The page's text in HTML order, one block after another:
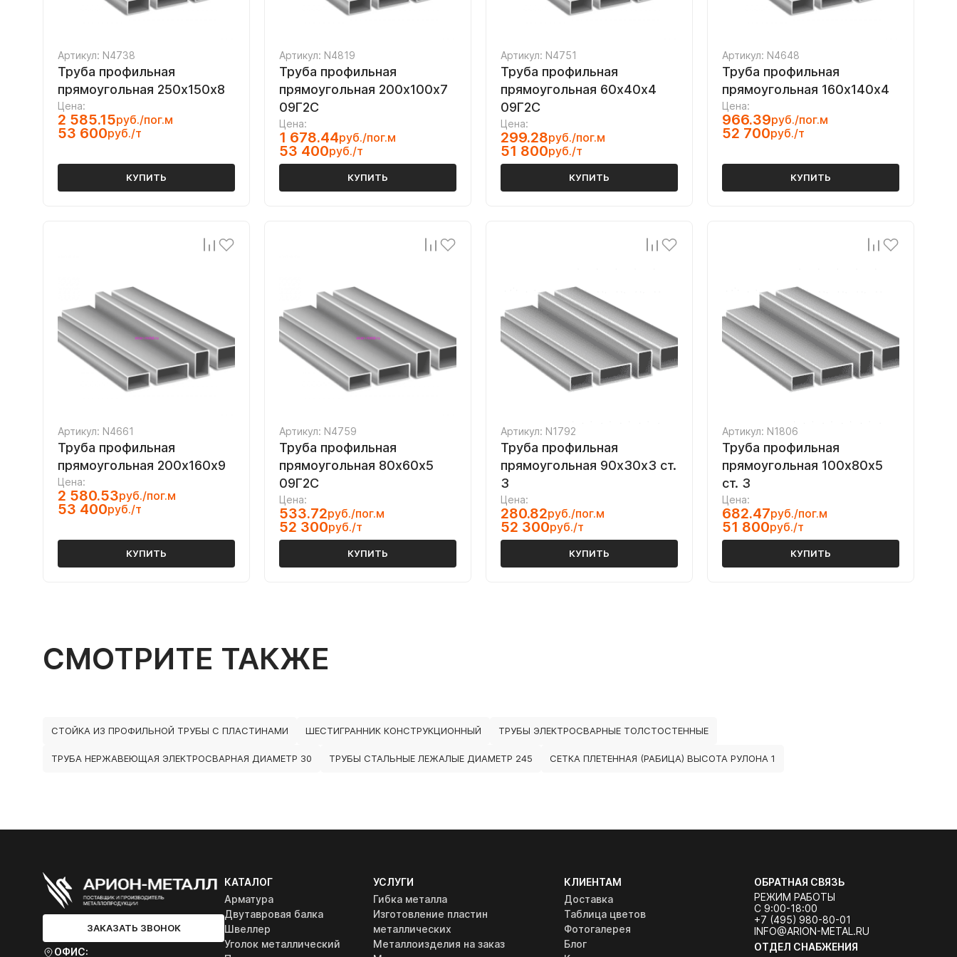
Артикул: N4738
Труба профильная
прямоугольная 250х150х8
Цена:
2 585.15руб./пог.м
53 600руб./т
КУПИТЬ
Артикул: N4819
Труба профильная
прямоугольная 200х100х7
09Г2С
Цена:
1 678.44руб./пог.м
53 400руб./т
КУПИТЬ
Артикул: N4751
Труба профильная
прямоугольная 60х40х4
09Г2С
Цена:
299.28руб./пог.м
51 800руб./т
КУПИТЬ
Артикул: N4648
Труба профильная
прямоугольная 160х140х4
Цена:
966.39руб./пог.м
52 700руб./т
КУПИТЬ
Артикул: N4661
Труба профильная
прямоугольная 200х160х9
Цена:
2 580.53руб./пог.м
53 400руб./т
КУПИТЬ
Артикул: N4759
Труба профильная
прямоугольная 80х60х5
09Г2С
Цена:
533.72руб./пог.м
52 300руб./т
КУПИТЬ
Артикул: N1792
Труба профильная
прямоугольная 90х30х3 ст.
3
Цена:
280.82руб./пог.м
52 300руб./т
КУПИТЬ
Артикул: N1806
Труба профильная
прямоугольная 100х80х5
ст. 3
Цена:
682.47руб./пог.м
51 800руб./т
КУПИТЬ
СМОТРИТЕ ТАКЖЕ
СТОЙКА ИЗ ПРОФИЛЬНОЙ ТРУБЫ С ПЛАСТИНАМИ ШЕСТИГРАННИК КОНСТРУКЦИОННЫЙ ТРУБЫ ЭЛЕКТРОСВАРНЫЕ ТОЛСТОСТЕННЫЕ
ТРУБА НЕРЖАВЕЮЩАЯ ЭЛЕКТРОСВАРНАЯ ДИАМЕТР 30 ТРУБЫ СТАЛЬНЫЕ ЛЕЖАЛЫЕ ДИАМЕТР 245 СЕТКА ПЛЕТЕННАЯ (РАБИЦА) ВЫСОТА РУЛОНА 1
ЗАКАЗАТЬ ЗВОНОК
ОФИС:
КАТАЛОГ
Арматура
Двутавровая балка
Швеллер
Уголок металлический
УСЛУГИ
Гибка металла
Изготовление пластин
металлических
Металлоизделия на заказ
КЛИЕНТАМ
Доставка
Таблица цветов
Фотогалерея
Блог
ОБРАТНАЯ СВЯЗЬ
РЕЖИМ РАБОТЫ
С 9:00-18:00
+7 (495) 980-80-01
INFO@ARION-METAL.RU
ОТДЕЛ СНАБЖЕНИЯ